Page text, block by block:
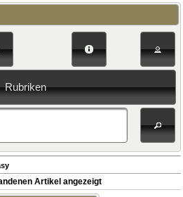
Rubriken
Artikel angezeigt